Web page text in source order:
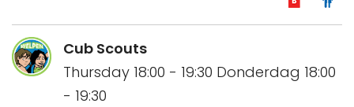
Cub Scouts
Thursday 18:00 - 19:30 Donderdag 18:00
- 19:30